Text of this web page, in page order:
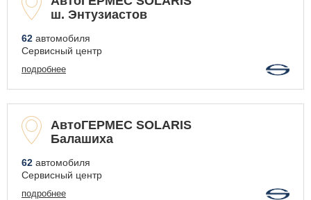
ш. Энтузиастов
62 автомобиля
Сервисный центр
подробнее
АвтоГЕРМЕС SOLARIS
Балашиха
62 автомобиля
Сервисный центр
подробнее